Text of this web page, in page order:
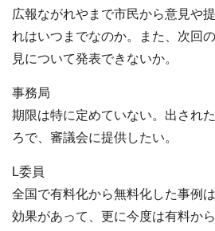
広報ながれやまで市民から意見や
れはいつまでなのか。また、次回
見について発表できないか。
事務局
期限は特に定めていない。出され
ろで、審議会に提供したい。
L委員
全国で有料化から無料化した事例
効果があって、更に今度は有料か